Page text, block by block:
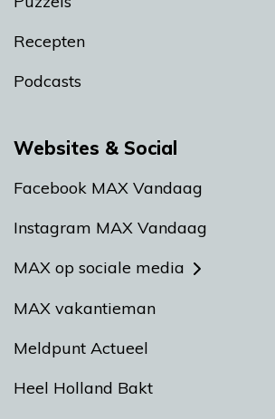
Recepten
Podcasts
Websites & Social
Facebook MAX Vandaag
Instagram MAX Vandaag
MAX op sociale media
MAX vakantieman
Meldpunt Actueel
Heel Holland Bakt